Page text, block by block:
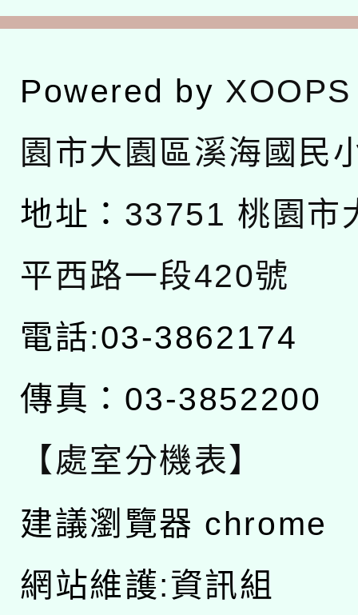
Powered by XOOPS
園市大園區溪海國民
地址： 33751 桃園市
平西路一段420號
電話:03-3862174
傳真：03-3852200
【處室分機表】
建議瀏覽器 chrome
網站維護:資訊組